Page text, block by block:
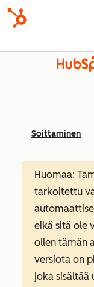
Soittaminen
Huomaa:
tarkoitettu
eikä sitä ole
ollen tämän
versiota on
joka